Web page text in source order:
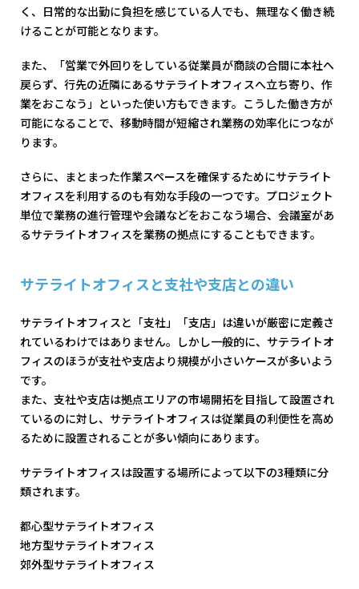
く、日常的な出勤に負担を感じている人でも、無理なく働き続
けることが可能となります。
また、「営業で外回りをしている従業員が商談の合間に本社へ
戻らず、行先の近隣にあるサテライトオフィスへ立ち寄り、作
業をおこなう」といった使い方もできます。こうした働き方が
可能になることで、移動時間が短縮され業務の効率化につなが
ります。
さらに、まとまった作業スペースを確保するためにサテライト
オフィスを利用するのも有効な手段の一つです。プロジェクト
単位で業務の進行管理や会議などをおこなう場合、会議室があ
るサテライトオフィスを業務の拠点にすることもできます。
サテライトオフィスと支社や支店との違い
サテライトオフィスと「支社」「支店」は違いが厳密に定義さ
れているわけではありません。しかし一般的に、サテライトオ
フィスのほうが支社や支店より規模が小さいケースが多いよう
です。
また、支社や支店は拠点エリアの市場開拓を目指して設置され
ているのに対し、サテライトオフィスは従業員の利便性を高め
るために設置されることが多い傾向にあります。
サテライトオフィスは設置する場所によって以下の3種類に分
類されます。
都心型サテライトオフィス
地方型サテライトオフィス
郊外型サテライトオフィス